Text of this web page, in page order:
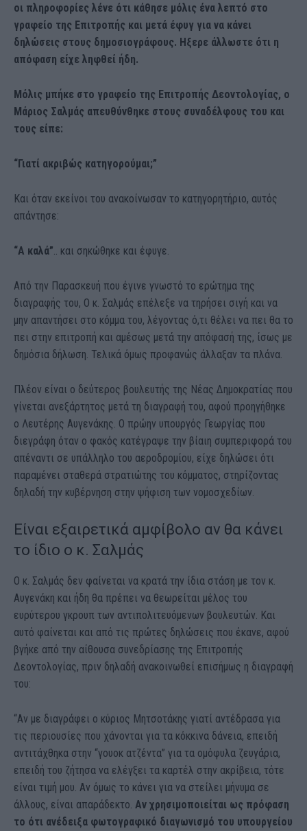
οι πληροφορίες λένε ότι κάθησε μόλις ένα λεπτό στο
γραφείο της Επιτροπής και μετά έφυγ για να κάνει
δηλώσεις στους δημοσιογράφους. Ηξερε άλλωστε ότι η
απόφαση είχε ληφθεί ήδη.
Μόλις μπήκε στο γραφείο της Επιτροπής Δεοντολογίας, ο
Μάριος Σαλμάς απευθύνθηκε στους συναδέλφους του και
τους είπε:
“Γιατί ακριβώς κατηγορούμαι;”
Και όταν εκείνοι του ανακοίνωσαν το κατηγορητήριο, αυτός
απάντησε:
“Α καλά”.. και σηκώθηκε και έφυγε.
Από την Παρασκευή που έγινε γνωστό το ερώτημα της
διαγραφής του, Ο κ. Σαλμάς επέλεξε να τηρήσει σιγή και να
μην απαντήσει στο κόμμα του, λέγοντας ό,τι θέλει να πει θα το
πει στην επιτροπή και αμέσως μετά την απόφασή της, ίσως με
δημόσια δήλωση. Τελικά όμως προφανώς άλλαξαν τα πλάνα.
Πλέον είναι ο δεύτερος βουλευτής της Νέας Δημοκρατίας που
γίνεται ανεξάρτητος μετά τη διαγραφή του, αφού προηγήθηκε
ο Λευτέρης Αυγενάκης. Ο πρώην υπουργός Γεωργίας που
διεγράφη όταν ο φακός κατέγραψε την βίαιη συμπεριφορά του
απέναντι σε υπάλληλο του αεροδρομίου, είχε δηλώσει ότι
παραμένει σταθερά στρατιώτης του κόμματος, στηρίζοντας
δηλαδή την κυβέρνηση στην ψήφιση των νομοσχεδίων.
Είναι εξαιρετικά αμφίβολο αν θα κάνει
το ίδιο ο κ. Σαλμάς
Ο κ. Σαλμάς δεν φαίνεται να κρατά την ίδια στάση με τον κ.
Αυγενάκη και ήδη θα πρέπει να θεωρείται μέλος του
ευρύτερου γκρουπ των αντιπολιτευόμενων βουλευτών. Και
αυτό φαίνεται και από τις πρώτες δηλώσεις που έκανε, αφού
βγήκε από την αίθουσα συνεδρίασης της Επιτροπής
Δεοντολογίας, πριν δηλαδή ανακοινωθεί επισήμως η διαγραφή
του:
“Αν με διαγράφει ο κύριος Μητσοτάκης γιατί αντέδρασα για
τις περιουσίες που χάνονται για τα κόκκινα δάνεια, επειδή
αντιτάχθηκα στην “γουοκ ατζέντα” για τα ομόφυλα ζευγάρια,
επειδή του ζήτησα να ελέγξει τα καρτέλ στην ακρίβεια, τότε
είναι τιμή μου. Αν όμως το κάνει για να στείλει μήνυμα σε
άλλους, είναι απαράδεκτο. Αν χρησιμοποιείται ως πρόφαση
το ότι ανέδειξα φωτογραφικό διαγωνισμό του υπουργείου